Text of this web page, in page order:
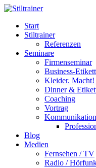
Start
Stiltrainer
Referenzen
Seminare
Firmenseminar
Business-
Kleider. Macht!
Dinner &
Coaching
Vortrag
Kommunikation
Blog
Medien
Fernsehen / TV
Radio /